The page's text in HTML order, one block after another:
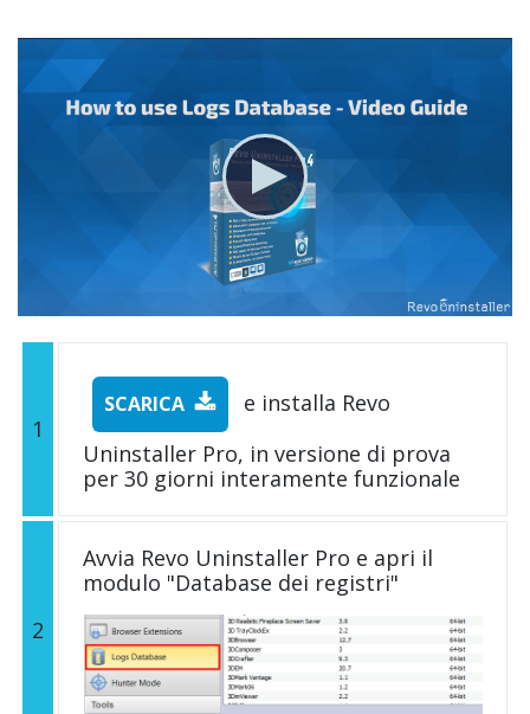
1
SCARICA
e installa Revo
Uninstaller Pro, in versione di prova
per 30 giorni interamente funzionale
2
Avvia Revo Uninstaller Pro e apri il
modulo "Database dei registri"